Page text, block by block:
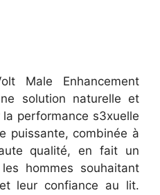
Male Enhancement
solution naturelle et
performance s3xuelle
puissante, combinée à
qualité, en fait un
hommes souhaitant
leur confiance au lit.